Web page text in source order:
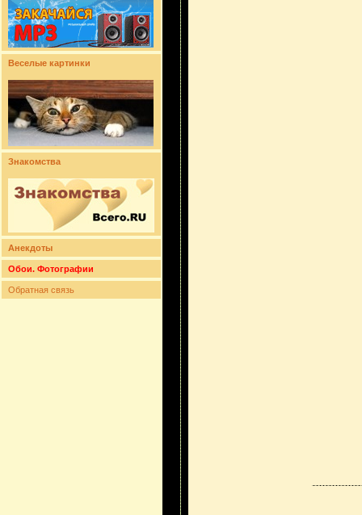
Веселые картинки
Знакомства
Анекдоты
Обои. Фотографии
Обратная связь